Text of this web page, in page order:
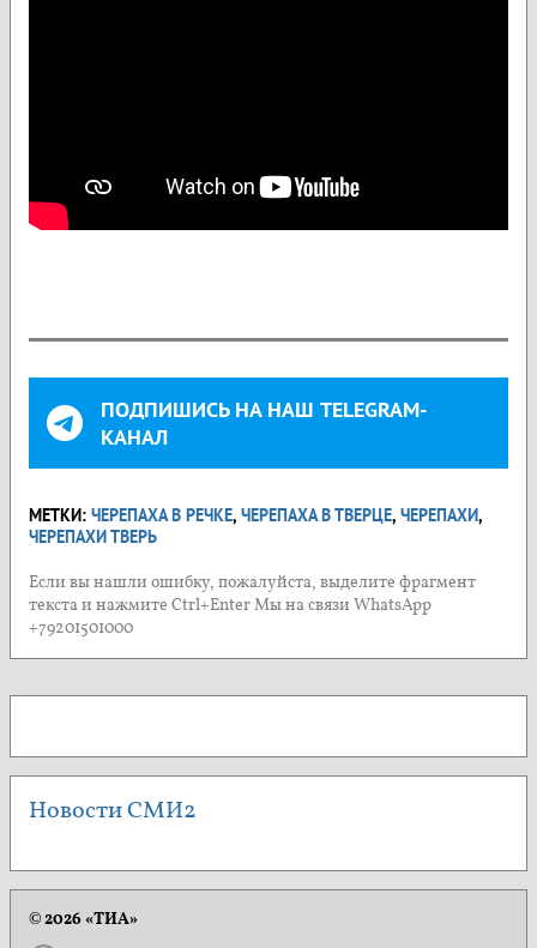
ПОДПИШИСЬ НА НАШ TELEGRAM-
КАНАЛ
МЕТКИ: ЧЕРЕПАХА В РЕЧКЕ, ЧЕРЕПАХА В ТВЕРЦЕ, ЧЕРЕПАХИ,
ЧЕРЕПАХИ ТВЕРЬ
Если вы нашли ошибку, пожалуйста, выделите фрагмент
текста и нажмите Ctrl+Enter Мы на связи WhatsApp
+79201501000
Новости СМИ2
© 2026 «ТИА»